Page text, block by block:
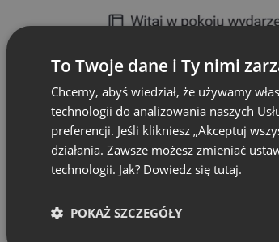
To Twoje dane i Ty nimi
Chcemy, abyś wiedział, że używamy
technologii do analizowania naszych
preferencji. Jeśli klikniesz „Akceptuj
działania. Zawsze możesz zmieniać
technologii. Jak? Dowiedz się tutaj.
POKAŻ SZCZEGÓŁY